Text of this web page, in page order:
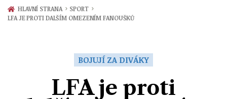
Zprávy
Ekonomika
HLAVNÍ STRANA › SPORT ›
LFA JE PROTI DALŠÍM OMEZENÍM FANOUŠKŮ
BOJUJÍ ZA DIVÁKY
LFA je proti